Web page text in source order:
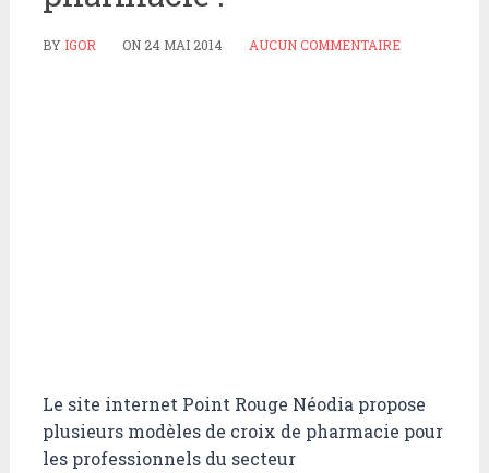
BY IGOR ON 24 MAI 2014 AUCUN COMMENTAIRE
Le site internet Point Rouge Néodia propose
plusieurs modèles de croix de pharmacie pour
les professionnels du secteur